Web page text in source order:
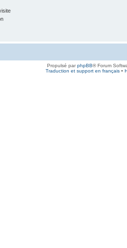
Propulsé parphpBB® Forum
Traduction et support en français•